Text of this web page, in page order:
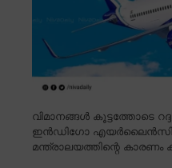
വിമാനങ്ങൾ കൂട്ടത്തോടെ
ഇൻഡിഗോ
മന്ത്രാലയത്തിന്റെ കാരണം